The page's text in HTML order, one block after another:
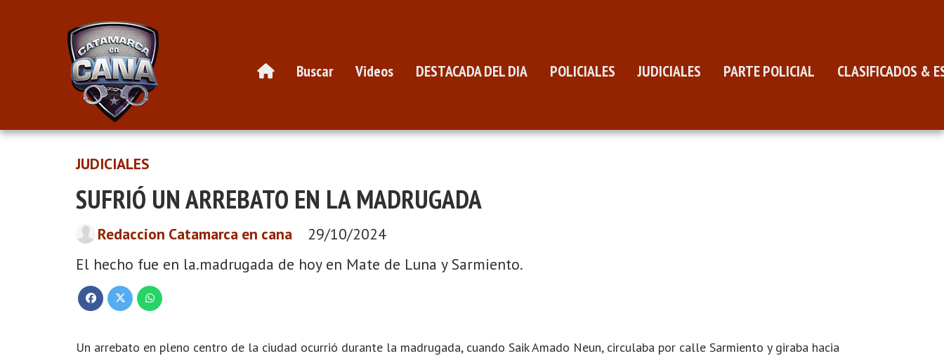
Buscar Videos DESTACADA DEL DIA POLICIALES JUDICIALES PARTE POLICIAL CLASIFICADOS &
SUFRIÓ UN ARREBATO EN LA MADRUGADA
El hecho fue en la.madrugada de hoy en Mate de Luna y Sarmiento.
JUDICIALES
29/10/2024
Redaccion Catamarca en cana
Un arrebato en pleno centro de la ciudad ocurrió durante la madrugada, cuando Saik Amado Neun, circulaba por calle Sarmiento y giraba hacia